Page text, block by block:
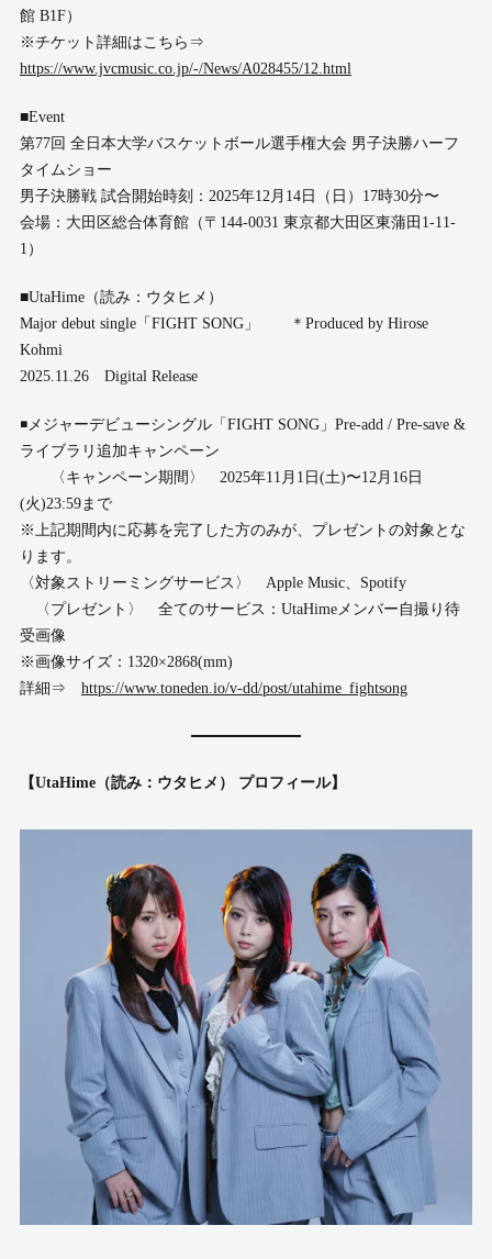
館 B1F）
※チケット詳細はこちら⇒
https://www.jvcmusic.co.jp/-/News/A028455/12.html
■Event
第77回 全日本大学バスケットボール選手権大会 男子決勝ハーフ
タイムショー
男子決勝戦 試合開始時刻：2025年12月14日（日）17時30分〜
会場：大田区総合体育館（〒144-0031 東京都大田区東蒲田1-11-
1）
■UtaHime（読み：ウタヒメ）
Major debut single「FIGHT SONG」 ＊Produced by Hirose
Kohmi
2025.11.26 Digital Release
◾️メジャーデビューシングル「FIGHT SONG」Pre-add / Pre-save &
ライブラリ追加キャンペーン
〈キャンペーン期間〉 2025年11月1日(土)〜12月16日
(火)23:59まで
※上記期間内に応募を完了した方のみが、プレゼントの対象とな
ります。
〈対象ストリーミングサービス〉 Apple Music、Spotify
〈プレゼント〉 全てのサービス：UtaHimeメンバー自撮り待
受画像
※画像サイズ：1320×2868(mm)
詳細⇒ https://www.toneden.io/v-dd/post/utahime_fightsong
【UtaHime（読み：ウタヒメ） プロフィール】